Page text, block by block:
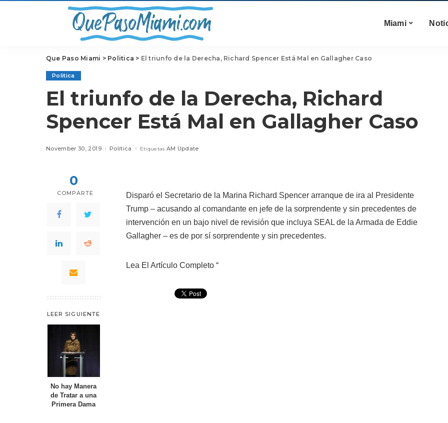
Miami
Que Paso Miami > Politica > El triunfo de la Derecha, Richard Spencer Está Mal en Gallagher Caso
Politica
El triunfo de la Derecha, Richard
Spencer Está Mal en Gallagher Caso
November 30, 2019 Politica Etiquetas AM Update
0
COMPARTE
LEER SIGUIENTE
No hay Manera
de Tratar a una
Primera Dama
Disparó el Secretario de la Marina Richard Spencer arranque de ira al Presidente
Trump – acusando al comandante en jefe de la sorprendente y sin precedentes de
intervención en un bajo nivel de revisión que incluya SEAL de la Armada de Eddie
Gallagher – es de por sí sorprendente y sin precedentes.
Lea El Artículo Completo “